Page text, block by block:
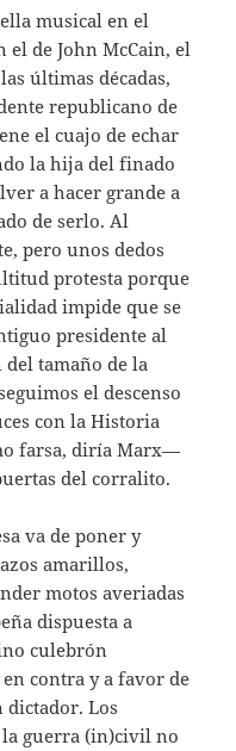
musical en el
de John McCain, el
últimas décadas,
republicano de
el cuajo de echar
la hija del finado
a hacer grande a
de serlo. Al
pero unos dedos
protesta porque
impide que se
presidente al
tamaño de la
el descenso
con la Historia
farsa, diría Marx—
del corralito.
va de poner y
amarillos,
motos averiadas
dispuesta a
culebrón
contra y a favor de
dictador. Los
la guerra (in)civil no